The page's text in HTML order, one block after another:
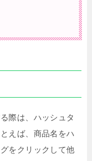
際は、ハッシュタ
えば、商品名をハ
をクリックして他